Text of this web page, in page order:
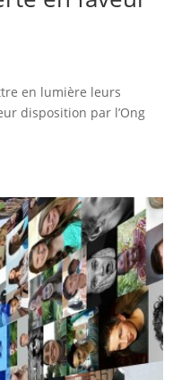
en lumière leurs
disposition par l’Ong